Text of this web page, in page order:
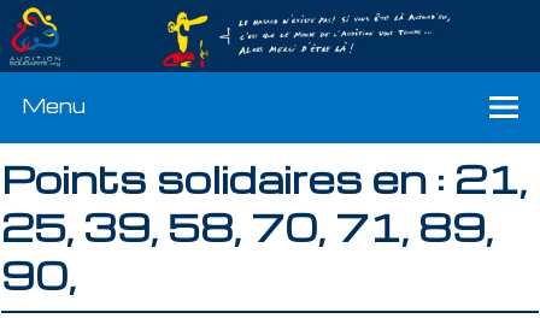
Menu
Points solidaires en : 21,
25, 39, 58, 70, 71, 89,
90,